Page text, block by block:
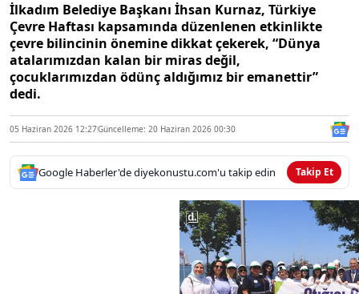
İlkadım Belediye Başkanı İhsan Kurnaz, Türkiye
Çevre Haftası kapsamında düzenlenen etkinlikte
çevre bilincinin önemine dikkat çekerek, “Dünya
atalarımızdan kalan bir miras değil,
çocuklarımızdan ödünç aldığımız bir emanettir”
dedi.
05 Haziran 2026 12:27Güncelleme: 20 Haziran 2026 00:30
Google Haberler'de diyekonustu.com'u takip edin Takip Et